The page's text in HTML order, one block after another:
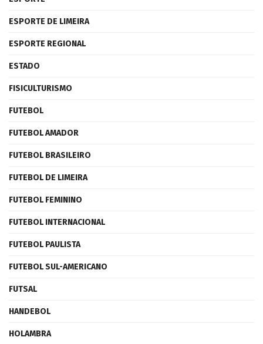
ESPORTE DE LIMEIRA
ESPORTE REGIONAL
ESTADO
FISICULTURISMO
FUTEBOL
FUTEBOL AMADOR
FUTEBOL BRASILEIRO
FUTEBOL DE LIMEIRA
FUTEBOL FEMININO
FUTEBOL INTERNACIONAL
FUTEBOL PAULISTA
FUTEBOL SUL-AMERICANO
FUTSAL
HANDEBOL
HOLAMBRA